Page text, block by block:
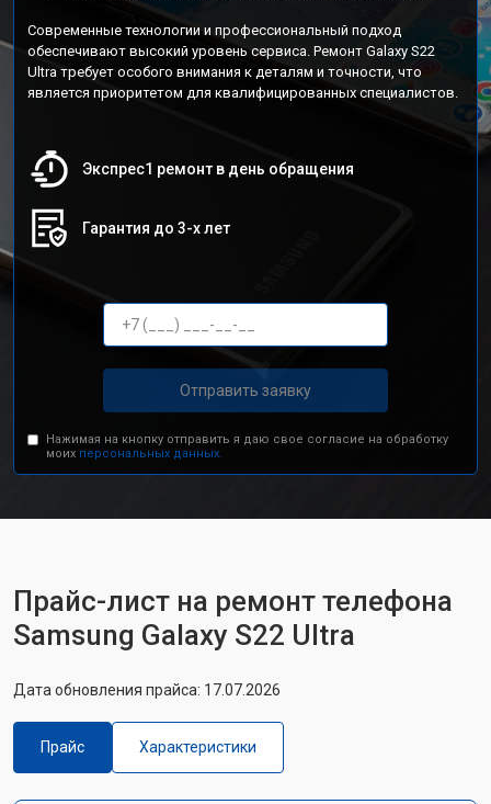
Современные технологии и профессиональный подход
обеспечивают высокий уровень сервиса. Ремонт Galaxy S22
Ultra требует особого внимания к деталям и точности, что
является приоритетом для квалифицированных специалистов.
Экспрес1 ремонт в день обращения
Гарантия до 3-х лет
Отправить заявку
Нажимая на кнопку отправить я даю свое согласие на обработку
моих персональных данных.
Прайс-лист на ремонт телефона
Samsung Galaxy S22 Ultra
Дата обновления прайса: 17.07.2026
Прайс Характеристики